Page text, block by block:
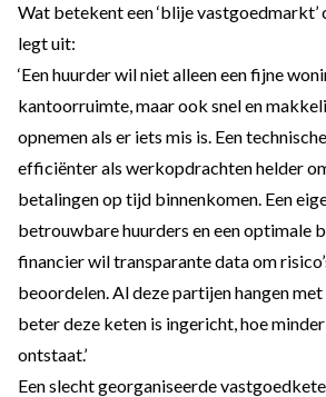
Wat betekent een ‘blije vastgoedmarkt’
legt uit:
‘Een huurder wil niet alleen een fijne
kantoorruimte, maar ook snel en
opnemen als er iets mis is. Een
efficiënter als werkopdrachten helder
betalingen op tijd binnenkomen. Een
betrouwbare huurders en een optimale
financier wil transparante data om
beoordelen. Al deze partijen hangen
beter deze keten is ingericht, hoe
ontstaat.’
Een slecht georganiseerde